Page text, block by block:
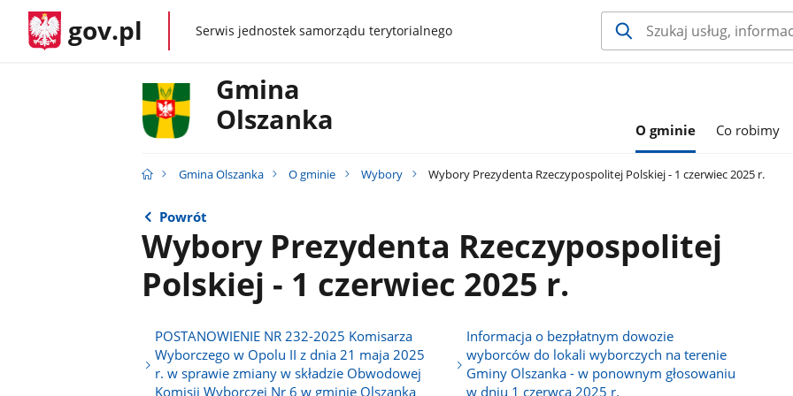
gov.pl gov.plSerwis jednostek samorządu terytorialnego
Gmina
Olszanka
O gminie Co robimy
Gmina Olszanka O gminie Wybory Wybory Prezydenta Rzeczypospolitej Polskiej - 1 czerwiec 2025 r.
Powrót
Wybory Prezydenta Rzeczypospolitej
Polskiej - 1 czerwiec 2025 r.
POSTANOWIENIE NR 232-2025 Komisarza
Wyborczego w Opolu II z dnia 21 maja 2025
r. w sprawie zmiany w składzie Obwodowej
Komisji Wyborczej Nr 6 w gminie Olszanka
Informacja o bezpłatnym dowozie
wyborców do lokali wyborczych na terenie
Gminy Olszanka - w ponownym głosowaniu
w dniu 1 czerwca 2025 r.